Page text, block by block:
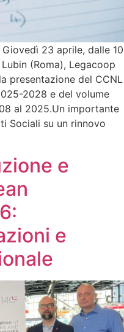
Giovedì 23 aprile, dalle 10
(Roma), Legacoop
presentazione del CCNL
2028 e del volume
al 2025.Un importante
Sociali su un rinnovo
e
e